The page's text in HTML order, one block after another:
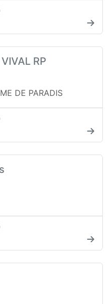
RP
DE PARADIS